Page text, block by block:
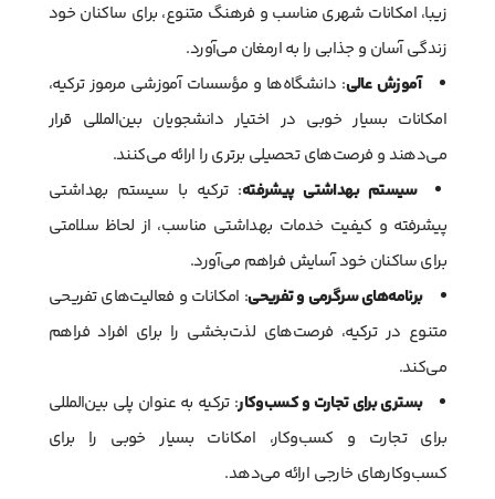
زیبا، امکانات شهری مناسب و فرهنگ متنوع، برای ساکنان خود
زندگی آسان و جذابی را به ارمغان می‌آورد.
آموزش عالی: دانشگاه‌ها و مؤسسات آموزشی مرموز ترکیه،
امکانات بسیار خوبی در اختیار دانشجویان بین‌المللی قرار
می‌دهند و فرصت‌های تحصیلی برتری را ارائه می‌کنند.
سیستم بهداشتی پیشرفته: ترکیه با سیستم بهداشتی
پیشرفته و کیفیت خدمات بهداشتی مناسب، از لحاظ سلامتی
برای ساکنان خود آسایش فراهم می‌آورد.
برنامه‌های سرگرمی و تفریحی: امکانات و فعالیت‌های تفریحی
متنوع در ترکیه، فرصت‌های لذت‌بخشی را برای افراد فراهم
می‌کند.
بستری برای تجارت و کسب‌وکار: ترکیه به عنوان پلی بین‌المللی
برای تجارت و کسب‌وکار، امکانات بسیار خوبی را برای
کسب‌وکارهای خارجی ارائه می‌دهد.